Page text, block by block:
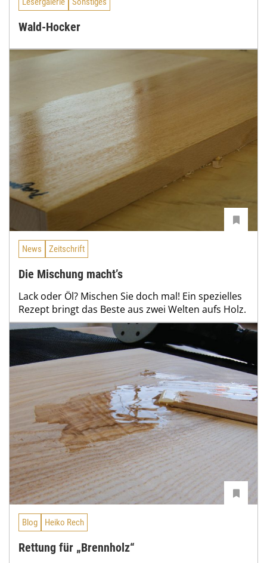
Wald-Hocker
News Zeitschrift
Die Mischung macht’s
Lack oder Öl? Mischen Sie doch mal! Ein spezielles
Rezept bringt das Beste aus zwei Welten aufs Holz.
Blog Heiko Rech
Rettung für „Brennholz“